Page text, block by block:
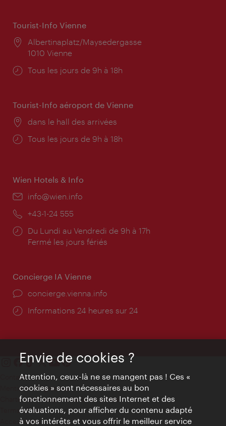
Tourist-Info Vienne
Lieu:
Albertinaplatz/Maysedergasse
1010 Vienne
Horaires
Tous les jours de 9h à 18h
Tourist-Info aéroport de Vienne
Lieu:
dans le hall des arrivées
Horaires
Tous les jours de 9h à 18h
Wien Hotels & Info
E-
info@wien.info
Téléphone:
+43-1-24 555
Horaires
d'ouverture:
Du Lundi au Vendredi de 9h à 17h
Fermé les jours fériés
Concierge IA Vienne
Ort:
concierge.vienna.info
Öffnungszeiten:
Informations 24 heures sur 24
Contact
Mentions obligatoires
Charte sur le respect de la vie privée
Terms of Use
Accessibilité
Envie de cookies ?
Attention, ceux-là ne se mangent pas ! Ces «
cookies » sont nécessaires au bon
fonctionnement des sites Internet et des
évaluations, pour afficher du contenu adapté
à vos intérêts et vous offrir le meilleur service